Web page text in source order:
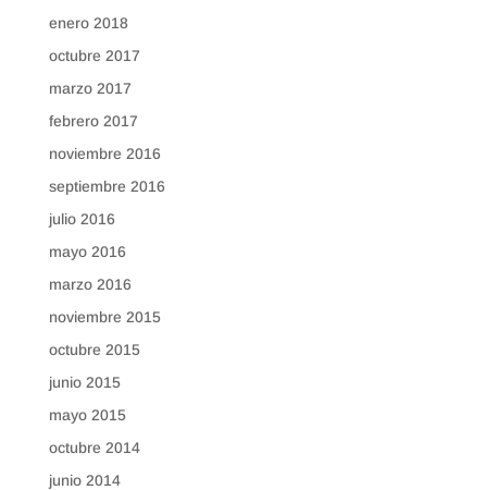
enero 2018
octubre 2017
marzo 2017
febrero 2017
noviembre 2016
septiembre 2016
julio 2016
mayo 2016
marzo 2016
noviembre 2015
octubre 2015
junio 2015
mayo 2015
octubre 2014
junio 2014